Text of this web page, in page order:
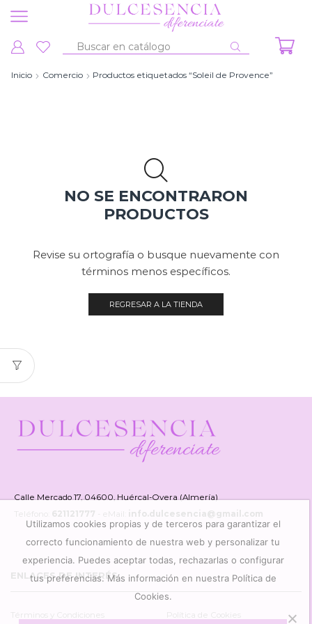
Entrada
búsqueda
Inicio Comercio Productos etiquetados “Soleil de Provence”
NO SE ENCONTRARON
PRODUCTOS
Revise su ortografía o busque nuevamente con
términos menos específicos.
REGRESAR A LA TIENDA
Calle Mercado 17, 04600, Huércal-Overa (Almería)
Teléfono: 621121777 info.dulcesencia@gmail.com
ENLACES DE INTERÉS
Términos y Condiciones Política de Cookies
Utilizamos cookies propias y de terceros para garantizar el
correcto funcionamiento de nuestra web y personalizar tu
experiencia. Puedes aceptar todas, rechazarlas o configurar
tus preferencias. Más información en nuestra Política de
Cookies.